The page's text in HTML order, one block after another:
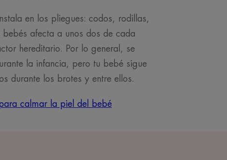
en los pliegues: codos, rodillas,
bebés afecta a unos dos de cada
hereditario. Por lo general, se
la infancia, pero tu bebé sigue
durante los brotes y entre ellos.
calmar la piel del bebé